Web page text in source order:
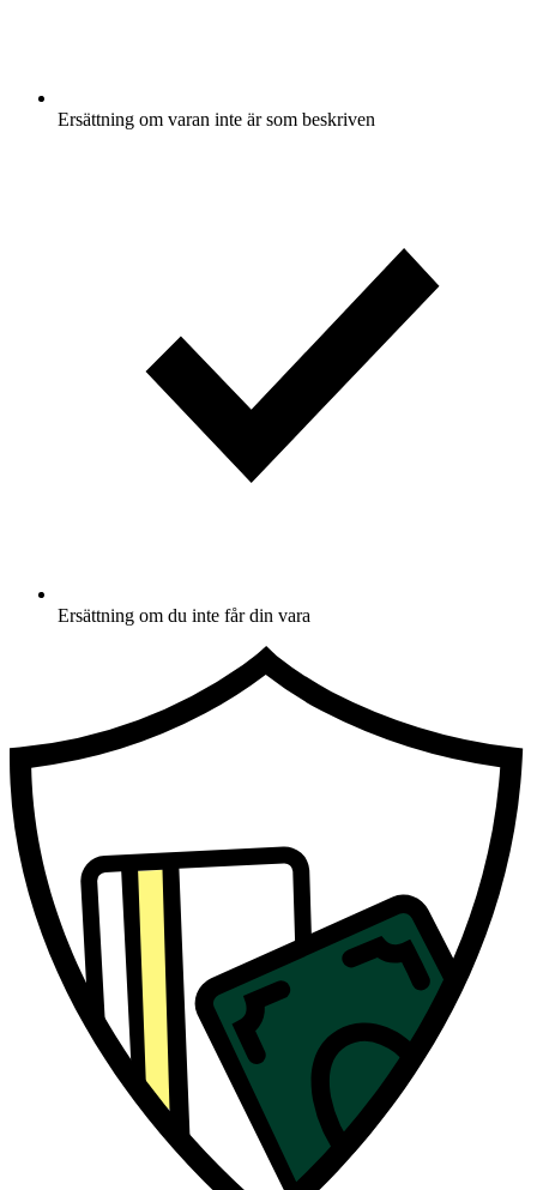
Ersättning om varan inte är som beskriven
Ersättning om du inte får din vara